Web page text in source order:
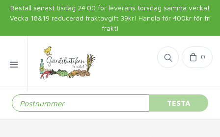
Beställ senast tisdag 24.00 för leverans torsdag samma vecka!
Vecka 18&19 reducerad fraktavgift 39kr! Handla för 400kr för fri
frakt!
0
TESTA